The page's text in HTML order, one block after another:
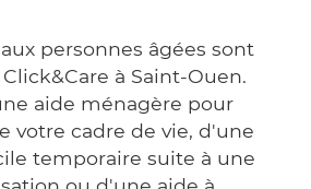
personnes âgées sont
à Saint-Ouen.
aide ménagère pour
votre cadre de vie, d'une
temporaire suite à une